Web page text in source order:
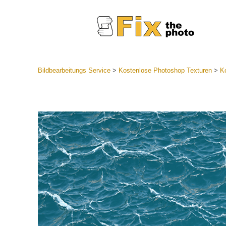
Günstige
Mobile
Bildbearbeitungs Service> Kostenlose Photoshop Texturen>